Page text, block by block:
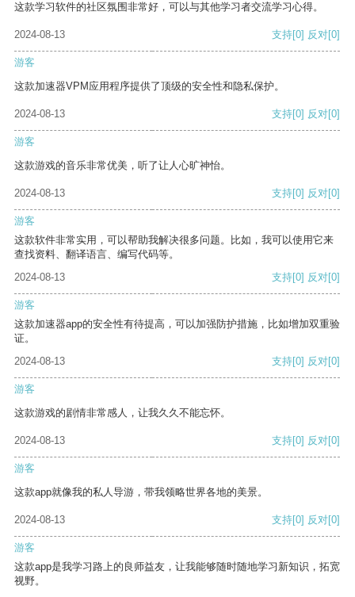
这款学习软件的社区氛围非常好，可以与其他学习者交流学习心得。
2024-08-13 支持[0] 反对[0]
游客
这款加速器VPM应用程序提供了顶级的安全性和隐私保护。
2024-08-13 支持[0] 反对[0]
游客
这款游戏的音乐非常优美，听了让人心旷神怡。
2024-08-13 支持[0] 反对[0]
游客
这款软件非常实用，可以帮助我解决很多问题。比如，我可以使用它来
查找资料、翻译语言、编写代码等。
2024-08-13
支持[0] 反对[0]
游客
这款加速器app的安全性有待提高，可以加强防护措施，比如增加双重验
证。
2024-08-13
支持[0] 反对[0]
游客
这款游戏的剧情非常感人，让我久久不能忘怀。
2024-08-13 支持[0] 反对[0]
游客
这款app就像我的私人导游，带我领略世界各地的美景。
2024-08-13 支持[0] 反对[0]
游客
这款app是我学习路上的良师益友，让我能够随时随地学习新知识，拓宽
视野。